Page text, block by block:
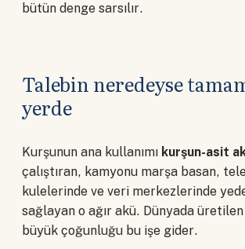
bütün denge sarsılır.
Talebin neredeyse
yerde
Kurşunun ana kullanımı kurşun-asit
çalıştıran, kamyonu marşa basan,
kulelerinde ve veri merkezlerinde
sağlayan o ağır akü. Dünyada
büyük çoğunluğu bu işe gider.